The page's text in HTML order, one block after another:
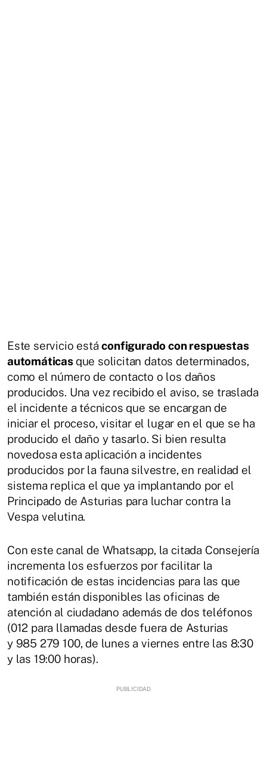
Este servicio estáconfigurado con respuestas
automáticas que solicitan datos determinados,
como el número de contacto o los daños
producidos. Una vez recibido el aviso, se traslada
el incidente a técnicos que se encargan de
iniciar el proceso, visitar el lugar en el que se ha
producido el daño y tasarlo. Si bien resulta
novedosa esta aplicación a incidentes
producidos por la fauna silvestre, en realidad el
sistema replica el que ya implantando por el
Principado de Asturias para luchar contra la
Vespa velutina.
Con este canal de Whatsapp, la citada Consejería
incrementa los esfuerzos por facilitar la
notificación de estas incidencias para las que
también están disponibles las oficinas de
atención al ciudadano además de dos teléfonos
(012 para llamadas desde fuera de Asturias
y 985 279 100, de lunes a viernes entre las 8:30
y las 19:00 horas).